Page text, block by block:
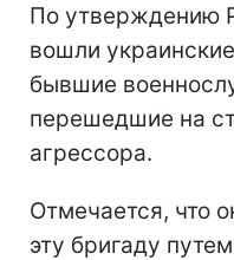
По утверждению
вошли
бывшие
перешедшие на
агрессора.
Отмечается, что
эту бригаду